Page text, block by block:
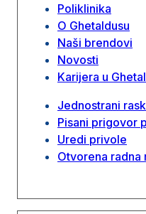
Poliklinika
O Ghetaldusu
Naši brendovi
Novosti
Karijera u
Jednostrani
Pisani prigovor
Uredi privole
Otvorena radna